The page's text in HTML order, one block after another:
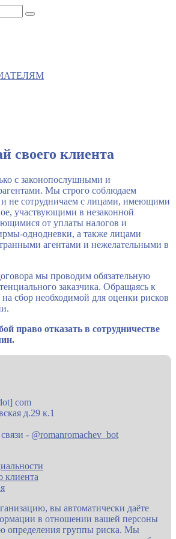
своего клиента
с законопослушными и
Мы строго соблюдаем
и не сотрудничаем с лицами, имеющими
участвующими в незаконной
от уплаты налогов и
однодневки, а также лицами
агентами и нежелательными в
мы проводим обязательную
заказчика. Обращаясь к
сбор необходимой для оценки рисков
право отказать в сотрудничестве
com
д.29 к.1
- @romanromachev_bot
клиента
вы автоматически даёте
в отношении вашей персоны
определения группы риска. Мы